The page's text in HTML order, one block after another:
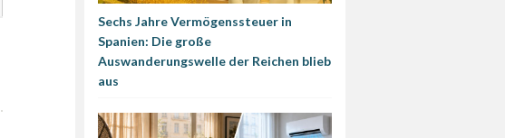
Sechs Jahre Vermögenssteuer in
Spanien: Die große
Auswanderungswelle der Reichen blieb
aus